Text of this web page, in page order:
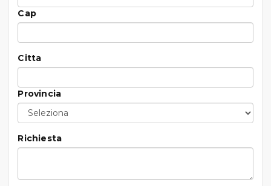
Cap
Citta
Provincia
Richiesta